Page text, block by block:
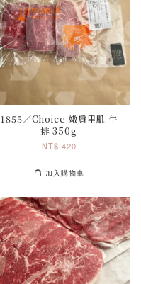
1855／Choice 嫩肩里肌 牛
排 350g
NT$ 420
加入購物車